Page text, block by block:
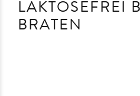
LAKTOSEFREI
BRATEN